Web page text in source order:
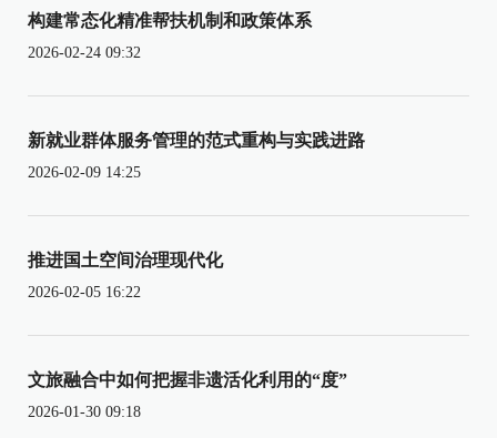
构建常态化精准帮扶机制和政策体系
2026-02-24 09:32
新就业群体服务管理的范式重构与实践进路
2026-02-09 14:25
推进国土空间治理现代化
2026-02-05 16:22
文旅融合中如何把握非遗活化利用的“度”
2026-01-30 09:18